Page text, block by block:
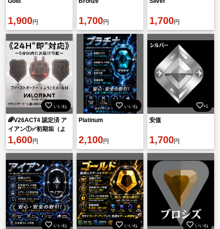
1,900円 1,700円 1,700円
いいね
🌈V26ACT4 認定済 ア
イアン①✅️初期垢（よ
うこそ📧）FAトークン
付
1,600円
いいね
Platinum
2,100円
×1
安值
1,700円
いいね いいね いいね